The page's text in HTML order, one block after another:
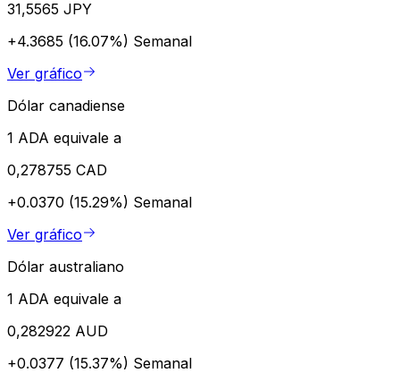
31,5565 JPY
+4.3685 (16.07%) Semanal
Ver gráfico
Dólar canadiense
1 ADA equivale a
0,278755 CAD
+0.0370 (15.29%) Semanal
Ver gráfico
Dólar australiano
1 ADA equivale a
0,282922 AUD
+0.0377 (15.37%) Semanal